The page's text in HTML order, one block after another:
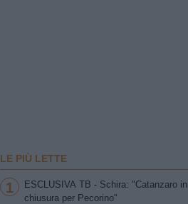
LE PIÙ LETTE
1
ESCLUSIVA TB - Schira: "Catanzaro in
chiusura per Pecorino"